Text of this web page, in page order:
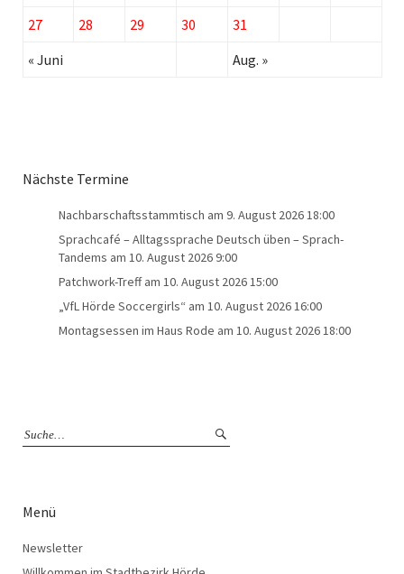
27 28 29 30
31
« Juni
Aug. »
Nächste Termine
Nachbarschaftsstammtisch am 9. August 2026 18:00
Sprachcafé – Alltagssprache Deutsch üben – Sprach-
Tandems am 10. August 2026 9:00
Patchwork-Treffam 10. August 2026 15:00
„VfL Hörde Soccergirls“ am 10. August 2026 16:00
Montagsessen im Haus Rode am 10. August 2026 18:00
Menü
Newsletter